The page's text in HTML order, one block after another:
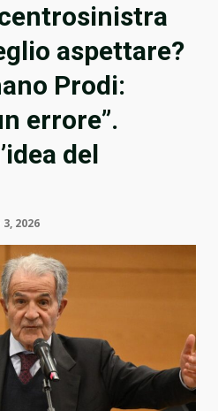
aspettare?
Prodi:
errore”.
del
2026